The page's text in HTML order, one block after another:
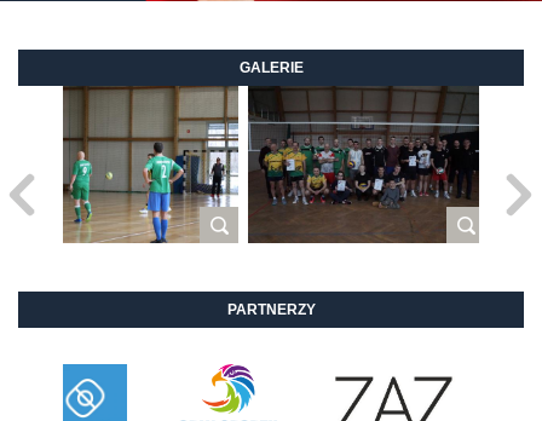
GALERIE
PARTNERZY